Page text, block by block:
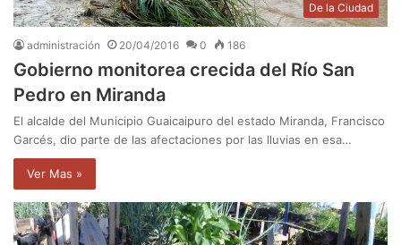
De la Ciudad
administración 20/04/2016 0 186
Gobierno monitorea crecida del Río San
Pedro en Miranda
El alcalde del Municipio Guaicaipuro del estado Miranda, Francisco
Garcés, dio parte de las afectaciones por las lluvias en esa…
Ver Mas »